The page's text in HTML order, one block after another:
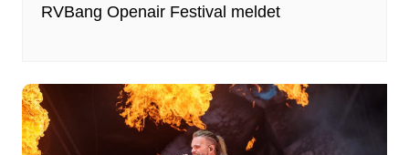
RVBang Openair Festival meldet